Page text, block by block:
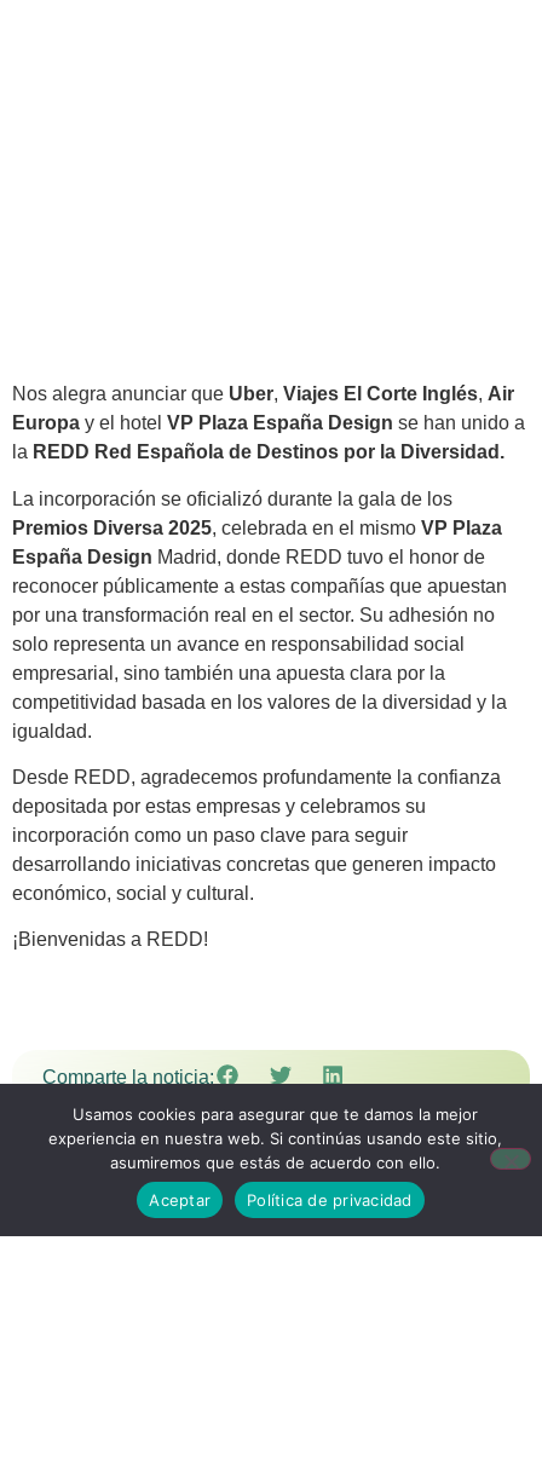
Nos alegra anunciar que Uber, Viajes El Corte Inglés, Air
Europa y el hotel VP Plaza España Design se han unido a
la REDD Red Española de Destinos por la Diversidad.
La incorporación se oficializó durante la gala de los
Premios Diversa 2025, celebrada en el mismo VP Plaza
España Design Madrid, donde REDD tuvo el honor de
reconocer públicamente a estas compañías que apuestan
por una transformación real en el sector. Su adhesión no
solo representa un avance en responsabilidad social
empresarial, sino también una apuesta clara por la
competitividad basada en los valores de la diversidad y la
igualdad.
Desde REDD, agradecemos profundamente la confianza
depositada por estas empresas y celebramos su
incorporación como un paso clave para seguir
desarrollando iniciativas concretas que generen impacto
económico, social y cultural.
¡Bienvenidas a REDD!
Comparte la noticia:
Noticias Relacionadas
Usamos cookies para asegurar que te damos la mejor
experiencia en nuestra web. Si continúas usando este sitio,
asumiremos que estás de acuerdo con ello.
Aceptar
Política de privacidad